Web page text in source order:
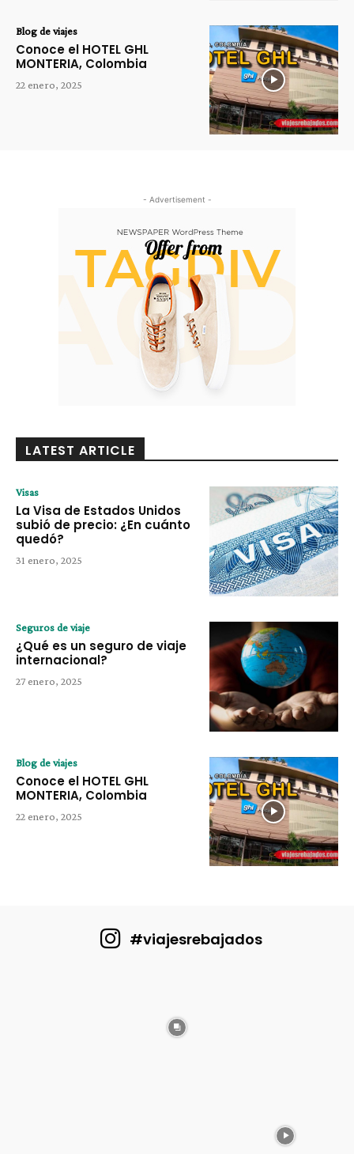
Blog de viajes
Conoce el HOTEL GHL
MONTERIA, Colombia
22 enero, 2025
- Advertisement -
LATEST ARTICLE
Visas
La Visa de Estados Unidos
subió de precio: ¿En cuánto
quedó?
31 enero, 2025
Seguros de viaje
¿Qué es un seguro de viaje
internacional?
27 enero, 2025
Blog de viajes
Conoce el HOTEL GHL
MONTERIA, Colombia
22 enero, 2025
#viajesrebajados